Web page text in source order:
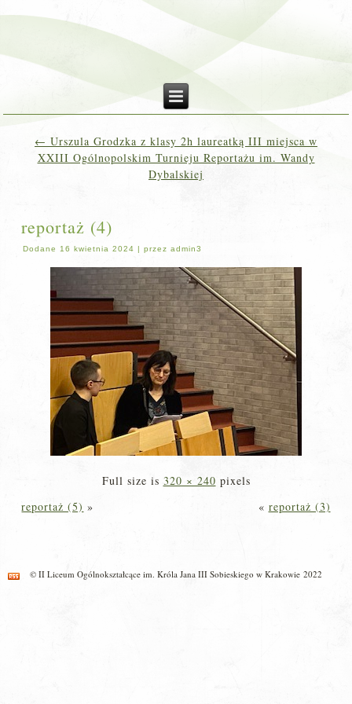
← Urszula Grodzka z klasy 2h laureatką III miejsca w
XXIII Ogólnopolskim Turnieju Reportażu im. Wandy
Dybalskiej
reportaż (4)
Dodane 16 kwietnia 2024 |przez admin3
Full size is 320 × 240 pixels
reportaż (5) » « reportaż (3)
© II Liceum Ogólnokształcące im. Króla Jana III Sobieskiego w Krakowie 2022